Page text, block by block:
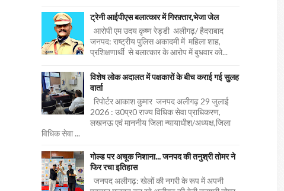
ट्रेनी आईपीएस बलात्कार में गिरफ़्तार,भेजा जेल
आरोपी एम उदय कृष्ण रेड्डी अलीगढ़/ हैदराबाद
जनपद: राष्ट्रीय पुलिस अकादमी में महिला शाह,
प्रशिक्षणार्थी से बलात्कार के आरोप में बुधवार को...
विशेष लोक अदालत में पक्षकारों के बीच कराई गई सुलह
वार्ता
रिपोर्टर आकाश कुमार जनपद अलीगढ़ 29 जुलाई
2026 : उ0प्र0 राज्य विधिक सेवा प्राधिकरण,
लखनऊ एवं माननीय जिला न्यायाधीश/अध्यक्ष,जिला
विधिक सेवा ...
गोल्ड पर अचूक निशाना... जनपद की तनुश्री तोमर ने
फिर रचा इतिहास
जनपद अलीगढ़: खेलों की नगरी के रूप में अपनी